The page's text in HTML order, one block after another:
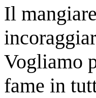
Il
Vogliamo
fame in